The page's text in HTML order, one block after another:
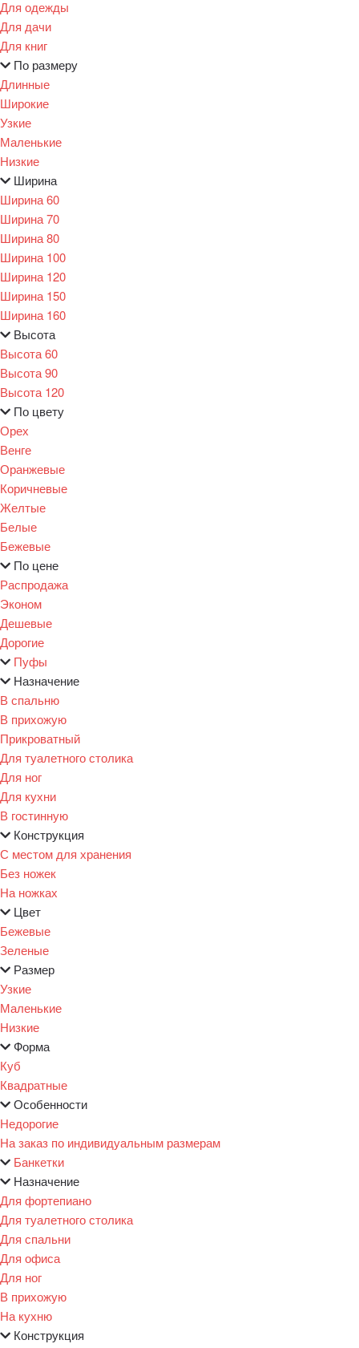
Для одежды
Для дачи
Для книг
По размеру
Длинные
Широкие
Узкие
Маленькие
Низкие
Ширина
Ширина 60
Ширина 70
Ширина 80
Ширина 100
Ширина 120
Ширина 150
Ширина 160
Высота
Высота 60
Высота 90
Высота 120
По цвету
Орех
Венге
Оранжевые
Коричневые
Желтые
Белые
Бежевые
По цене
Распродажа
Эконом
Дешевые
Дорогие
Пуфы
Назначение
В спальню
В прихожую
Прикроватный
Для туалетного столика
Для ног
Для кухни
В гостинную
Конструкция
С местом для хранения
Без ножек
На ножках
Цвет
Бежевые
Зеленые
Размер
Узкие
Маленькие
Низкие
Форма
Куб
Квадратные
Особенности
Недорогие
На заказ по индивидуальным размерам
Банкетки
Назначение
Для фортепиано
Для туалетного столика
Для спальни
Для офиса
Для ног
В прихожую
На кухню
Конструкция